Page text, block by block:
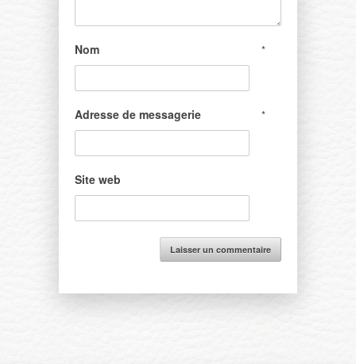
Nom *
Adresse de messagerie *
Site web